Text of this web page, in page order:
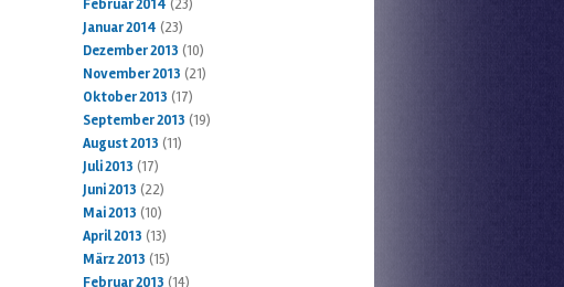
Februar 2014 (23)
Januar 2014 (23)
Dezember 2013 (10)
November 2013 (21)
Oktober 2013 (17)
September 2013 (19)
August 2013 (11)
Juli 2013 (17)
Juni 2013 (22)
Mai 2013 (10)
April 2013 (13)
März 2013 (15)
Februar 2013 (14)